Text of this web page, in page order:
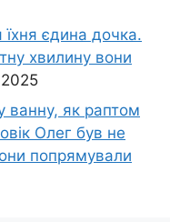
єдина дочка.
хвилину вони
ванну, як раптом
Олег був не
попрямували